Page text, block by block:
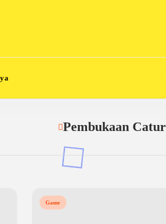
Pembukaan Catur
Game